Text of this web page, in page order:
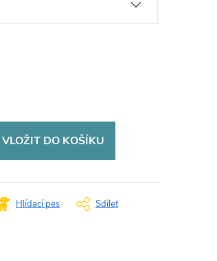
VLOŽIT DO KOŠÍKU
Hlídací pes Sdílet